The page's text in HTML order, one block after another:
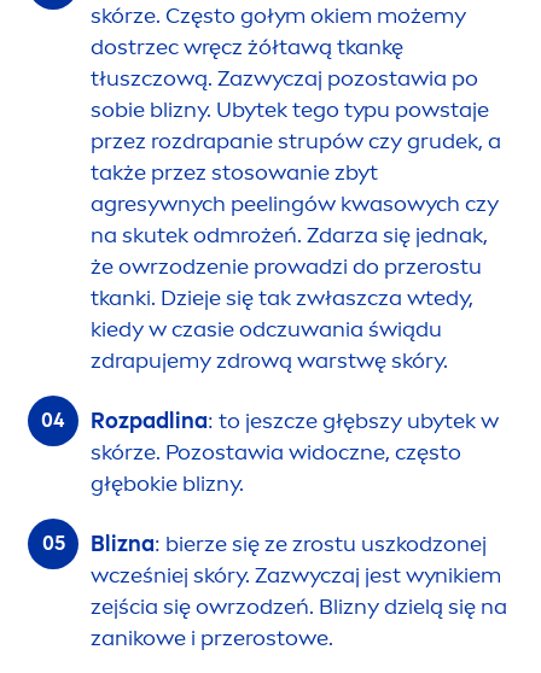
skórze. Często gołym okiem możemy
dostrzec wręcz żółtawą tkankę
tłuszczową. Zazwyczaj pozostawia po
sobie blizny. Ubytek tego typu powstaje
przez rozdrapanie strupów czy grudek, a
także przez stosowanie zbyt
agresywnych peelingów kwasowych czy
na skutek odmrożeń. Zdarza się jednak,
że owrzodzenie prowadzi do przerostu
tkanki. Dzieje się tak zwłaszcza wtedy,
kiedy w czasie odczuwania świądu
zdrapujemy zdrową warstwę skóry.
Rozpadlina: to jeszcze głębszy ubytek w
skórze. Pozostawia widoczne, często
głębokie blizny.
Blizna: bierze się ze zrostu uszkodzonej
wcześniej skóry. Zazwyczaj jest wynikiem
zejścia się owrzodzeń. Blizny dzielą się na
zanikowe i przerostowe.